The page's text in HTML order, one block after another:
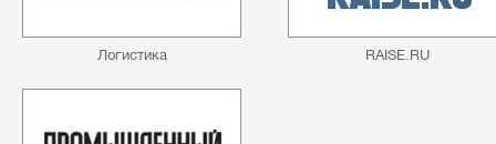
Логистика RAISE.RU